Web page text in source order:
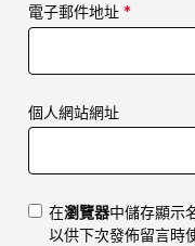
電子郵件地址 *
個人網站網址
在瀏覽器中儲存顯示
以供下次發佈留言時